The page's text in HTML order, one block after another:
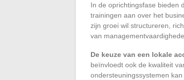
In de oprichtingsfase bieden
trainingen aan over het
zijn groei wil structureren,
van
De keuze van een lokale
beïnvloedt ook de kwaliteit
ondersteuningssystemen